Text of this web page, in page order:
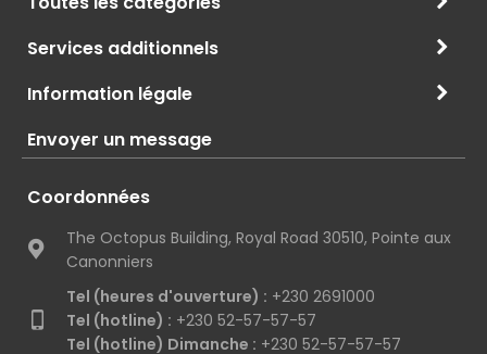
Services additionnels
Information légale
Envoyer un message
Coordonnées
The Octopus Building, Royal Road 30510, Pointe aux
Canonniers
Tel (heures d'ouverture) : +230 2691000
Tel (hotline) : +230 52-57-57-57
Tel (hotline) Dimanche : +230 52-57-57-57